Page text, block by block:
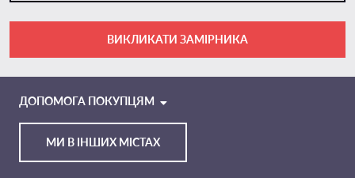
TELEGRAM
ВИКЛИКАТИ ЗАМІРНИКА
МИ В ІНШИХ МІСТАХ
ДОПОМОГА ПОКУПЦЯМ